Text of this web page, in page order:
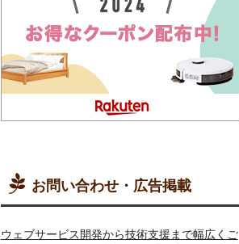
お問い合わせ・広告掲載
ウェブサービス開発から技術支援まで幅広くご